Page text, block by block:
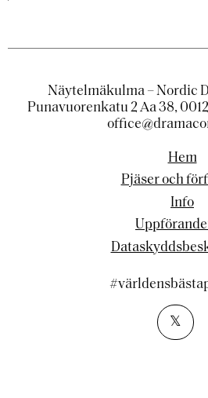
Näytelmäkulma – Nordic
Punavuorenkatu 2 Aa 38,
Hem
Pjäser och
Info
𝕏